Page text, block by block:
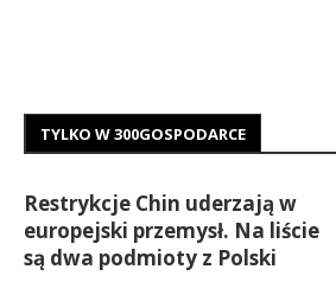
TYLKO W 300GOSPODARCE
Restrykcje Chin uderzają w
europejski przemysł. Na liście
są dwa podmioty z Polski